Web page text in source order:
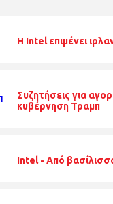
Η Intel επιμένει
Συζητήσεις για
κυβέρνηση Τραμπ
Intel - Από